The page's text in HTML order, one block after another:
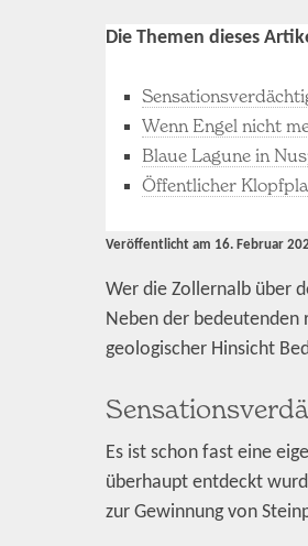
Die Themen dieses
Wenn Engel nicht
Blaue Lagune in
Öffentlicher
Veröffentlicht am 16. Februar
Wer die Zollernalb über
Neben der bedeutenden
geologischer Hinsicht
Es ist schon fast eine
überhaupt entdeckt
zur Gewinnung von